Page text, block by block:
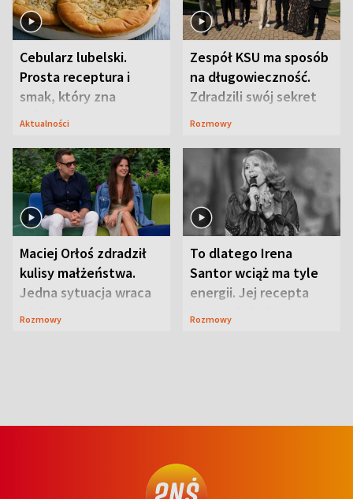
Cebularz lubelski.
Prosta receptura i
smak, który zna
Lubelszczyzna
Aktualności
Zespół KSU ma sposób
na długowieczność.
Zdradzili swój sekret
Rozmowy
Maciej Orłoś zdradził
kulisy małżeństwa.
Jedna sytuacja wraca
jak bumerang
Rozmowy
To dlatego Irena
Santor wciąż ma tyle
energii. Jej recepta
jest zaskakująco
Rozmowy